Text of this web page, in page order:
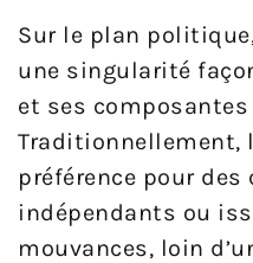
Sur le plan
une singularité
et ses
Traditionnellement,
préférence pour
indépendants ou
mouvances, loin